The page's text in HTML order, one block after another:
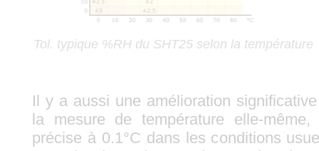
Tol. typique %RH du SHT25 selon la température
Il y a aussi une amélioration
la mesure de température elle-
précise à 0.1°C dans les conditions